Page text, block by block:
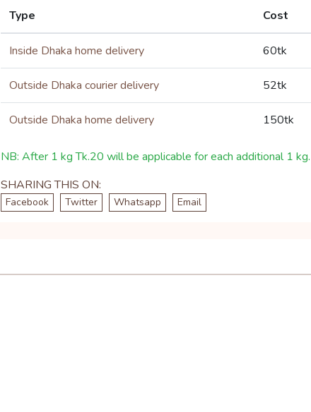
Type Cost
Inside Dhaka home delivery 60tk
Outside Dhaka courier delivery 52tk
Outside Dhaka home delivery 150tk
NB: After 1 kg Tk.20 will be applicable for each additional 1 kg.
SHARING THIS ON:
Facebook Twitter Whatsapp Email